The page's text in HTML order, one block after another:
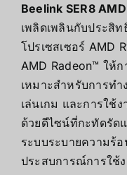
Beelink SER8
เพลิดเพลินกับประสิ
โปรเซสเซอร์ AMD
AMD Radeon™ ให้
เหมาะสำหรับการทำ
เล่นเกม และการใช้
ด้วยดีไซน์ที่กะทัดรัด
ระบบระบายความร้
ประสบการณ์การใช้